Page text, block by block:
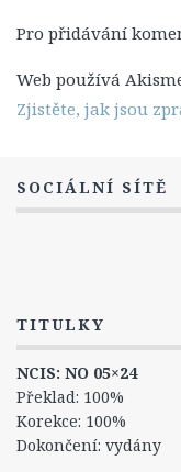
Zajímavosti
Ocenění a
Epizody
3. Série
4. Série
5. Série
6. Série
7. Série
Pro přidávání
Web používá
Zjistěte, jak jsou
SOCIÁLNÍ SÍTĚ
TITULKY
NCIS: NO 05×24
Překlad: 100%
Korekce: 100%
Dokončení: vydány